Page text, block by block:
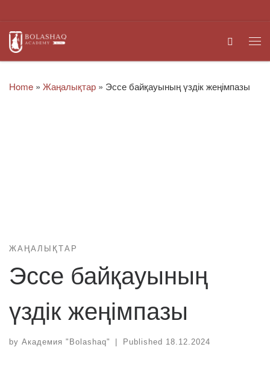
Search
Home » Жаңалықтар » Эссе байқауының үздік жеңімпазы
ЖАҢАЛЫҚТАР
Эссе байқауының
үздік жеңімпазы
by Академия "Bolashaq" | Published 18.12.2024